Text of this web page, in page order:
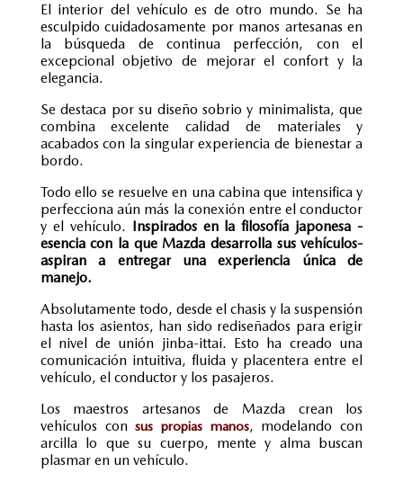
El interior del vehículo es de otro mundo. Se ha
esculpido cuidadosamente por manos artesanas en
la búsqueda de continua perfección, con el
excepcional objetivo de mejorar el confort y la
elegancia.
Se destaca por su diseño sobrio y minimalista, que
combina excelente calidad de materiales y
acabados con la singular experiencia de bienestar a
bordo.
Todo ello se resuelve en una cabina que intensifica y
perfecciona aún más la conexión entre el conductor
y el vehículo. Inspirados en la filosofía japonesa -
esencia con la que Mazda desarrolla sus vehículos-
aspiran a entregar una experiencia única de
manejo.
Absolutamente todo, desde el chasis y la suspensión
hasta los asientos, han sido rediseñados para erigir
el nivel de unión jinba-ittai. Esto ha creado una
comunicación intuitiva, fluida y placentera entre el
vehículo, el conductor y los pasajeros.
Los maestros artesanos de Mazda crean los
vehículos con sus propias manos, modelando con
arcilla lo que su cuerpo, mente y alma buscan
plasmar en un vehículo.